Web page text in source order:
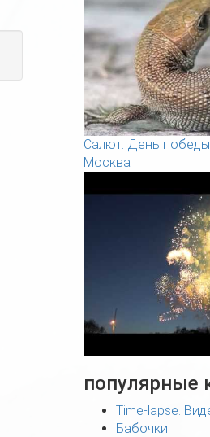
Салют. День
Москва
популярные
Time-lapse.
Бабочки